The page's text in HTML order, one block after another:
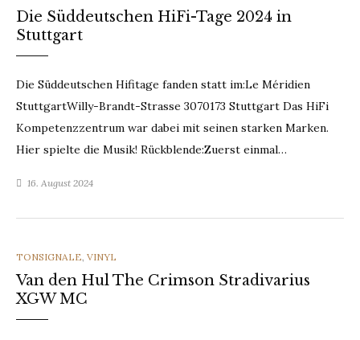
Die Süddeutschen HiFi-Tage 2024 in
Stuttgart
Die Süddeutschen Hifitage fanden statt im:Le Méridien
StuttgartWilly-Brandt-Strasse 3070173 Stuttgart Das HiFi
Kompetenzzentrum war dabei mit seinen starken Marken.
Hier spielte die Musik! Rückblende:Zuerst einmal…
16. August 2024
CATEGORIES
TONSIGNALE, VINYL
Van den Hul The Crimson Stradivarius
XGW MC